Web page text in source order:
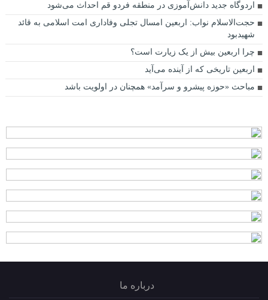
اردوگاه جدید دانش‌آموزی در منطقه فردو قم احداث می‌شود
حجت‌الاسلام نواب: اربعین امسال تجلی وفاداری امت اسلامی به قائد
شهیدبود
چرا اربعین بیش از یک زیارت است؟
اربعین تاریخی که از آینده می‌آید
مباحث «حوزه پیشرو و سرآمد» همچنان در اولویت باشد
درباره ما